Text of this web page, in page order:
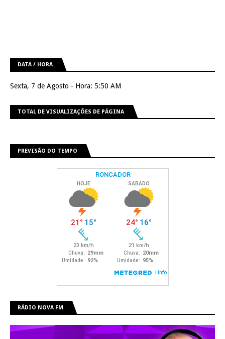
DATA / HORA
Sexta, 7 de Agosto - Hora: 5:50 AM
TOTAL DE VISUALIZAÇÕES DE PÁGINA
PREVISÃO DO TEMPO
RÁDIO NOVA FM